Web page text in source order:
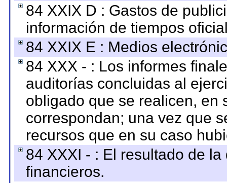
84 XXIX D : Gastos de
información de tiempos
84 XXIX E : Medios
84 XXX - : Los informes
auditorías concluidas al
obligado que se realicen, en
correspondan; una vez que
recursos que en su caso
84 XXXI - : El resultado de
financieros.